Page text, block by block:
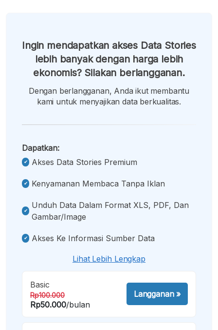
Ingin mendapatkan akses Data Stories
lebih banyak dengan harga lebih
ekonomis? Silakan berlangganan.
Dengan berlangganan, Anda ikut membantu
kami untuk menyajikan data berkualitas.
Dapatkan:
Akses Data Stories Premium
Kenyamanan Membaca Tanpa Iklan
Unduh Data Dalam Format XLS, PDF, Dan
Gambar/image
Akses Ke Informasi Sumber Data
Lihat Lebih Lengkap
Basic
Rp100.000
Rp50.000/bulan
Langganan»